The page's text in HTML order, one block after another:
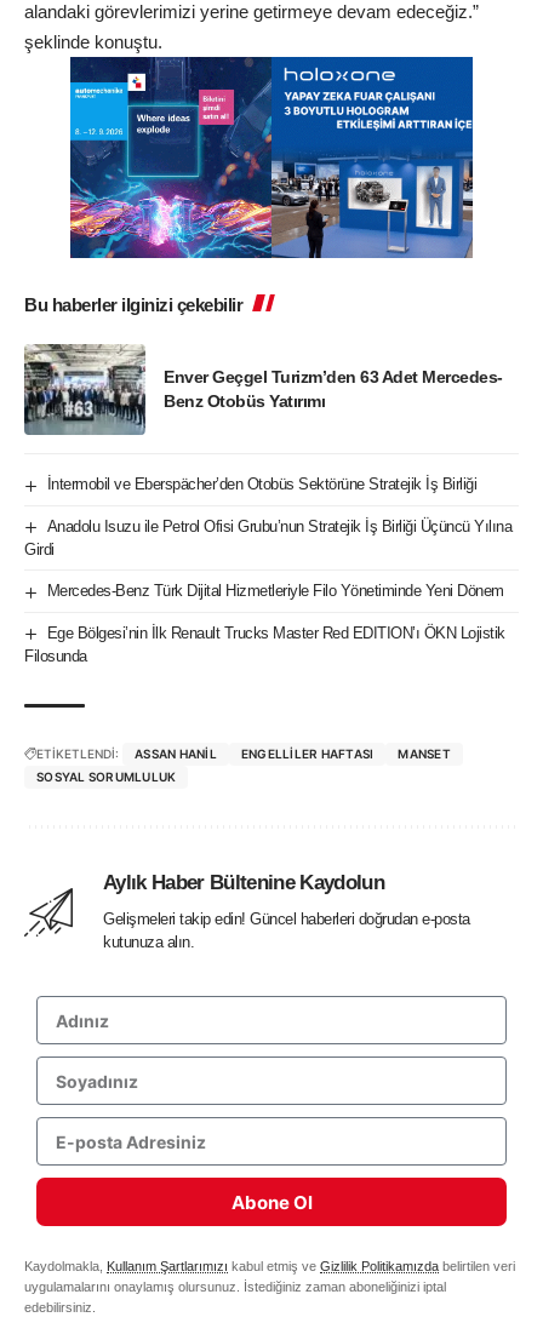
alandaki görevlerimizi yerine getirmeye devam edeceğiz.”
şeklinde konuştu.
Bu haberler ilginizi çekebilir
Enver Geçgel Turizm’den 63 Adet Mercedes-
Benz Otobüs Yatırımı
İntermobil ve Eberspächer’den Otobüs Sektörüne Stratejik İş Birliği
Anadolu Isuzu ile Petrol Ofisi Grubu’nun Stratejik İş Birliği Üçüncü Yılına
Girdi
Mercedes-Benz Türk Dijital Hizmetleriyle Filo Yönetiminde Yeni Dönem
Ege Bölgesi’nin İlk Renault Trucks Master Red EDITION’ı ÖKN Lojistik
Filosunda
ETİKETLENDİ: ASSAN HANIL ENGELLILER HAFTASI
MANSET
SOSYAL SORUMLULUK
Aylık Haber Bültenine Kaydolun
Gelişmeleri takip edin! Güncel haberleri doğrudan e-posta
kutunuza alın.
Abone Ol
Kaydolmakla, Kullanım Şartlarımızı kabul etmiş ve Gizlilik Politikamızda belirtilen veri
uygulamalarını onaylamış olursunuz. İstediğiniz zaman aboneliğinizi iptal
edebilirsiniz.